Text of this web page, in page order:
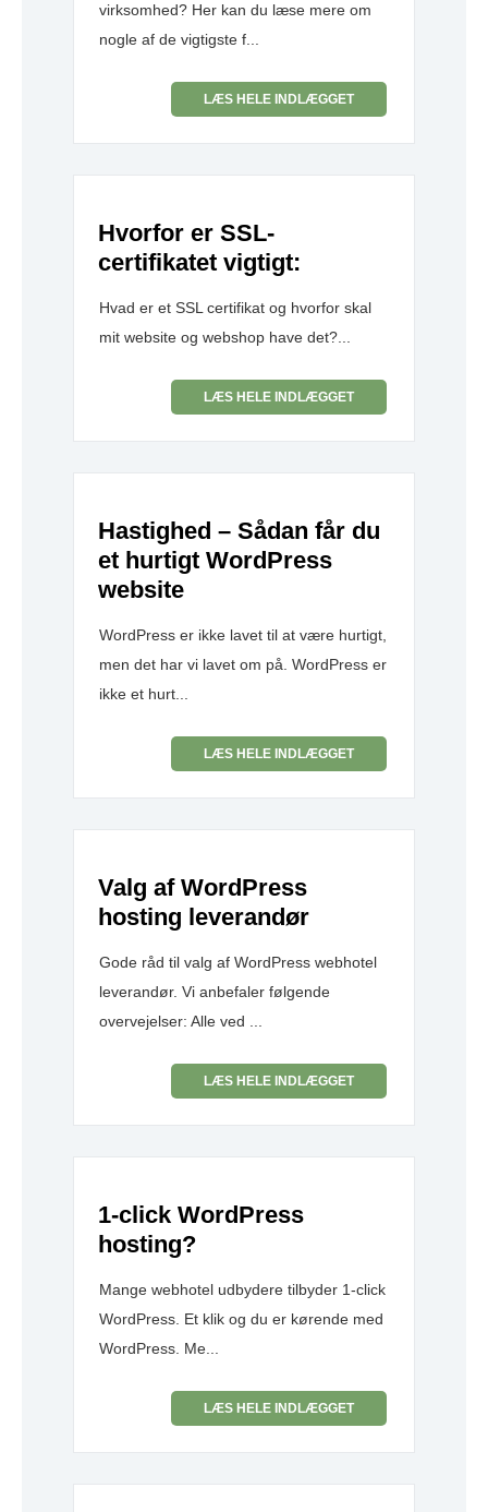
virksomhed? Her kan du læse mere om
nogle af de vigtigste f...
LÆS HELE INDLÆGGET
Hvorfor er SSL-
certifikatet vigtigt:
Hvad er et SSL certifikat og hvorfor skal
mit website og webshop have det?...
LÆS HELE INDLÆGGET
Hastighed – Sådan får du
et hurtigt WordPress
website
WordPress er ikke lavet til at være hurtigt,
men det har vi lavet om på. WordPress er
ikke et hurt...
LÆS HELE INDLÆGGET
Valg af WordPress
hosting leverandør
Gode råd til valg af WordPress webhotel
leverandør. Vi anbefaler følgende
overvejelser: Alle ved ...
LÆS HELE INDLÆGGET
1-click WordPress
hosting?
Mange webhotel udbydere tilbyder 1-click
WordPress. Et klik og du er kørende med
WordPress. Me...
LÆS HELE INDLÆGGET